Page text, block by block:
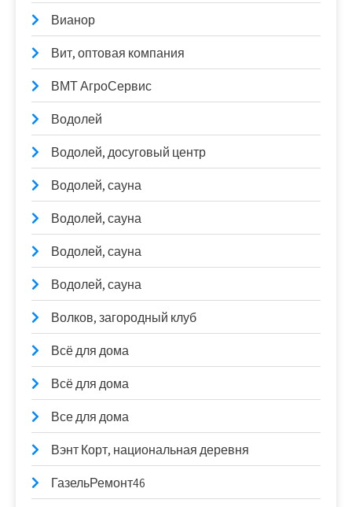
Вианор
Вит, оптовая компания
ВМТ АгроСервис
Водолей
Водолей, досуговый центр
Водолей, сауна
Водолей, сауна
Водолей, сауна
Водолей, сауна
Волков, загородный клуб
Всё для дома
Всё для дома
Все для дома
Вэнт Корт, национальная деревня
ГазельРемонт46